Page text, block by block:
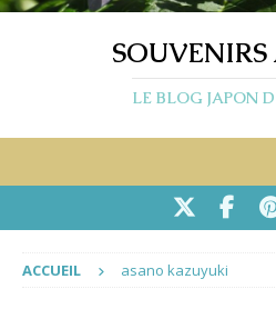
LE BLOG JAPON
ACCUEIL asano kazuyuki